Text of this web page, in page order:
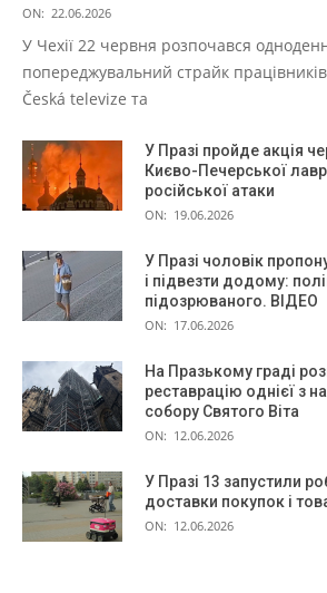
ON: 22.06.2026
У Чехії 22 червня розпочався
попереджувальний страйк
Česká televize та
У Празі пройде акція
Києво-Печерської
російської атаки
ON: 19.06.2026
У Празі чоловік
і підвезти додому:
підозрюваного. ВІДЕО
ON: 17.06.2026
На Празькому граді
реставрацію однієї з
собору Святого Віта
ON: 12.06.2026
У Празі 13 запустили
доставки покупок і
ON: 12.06.2026